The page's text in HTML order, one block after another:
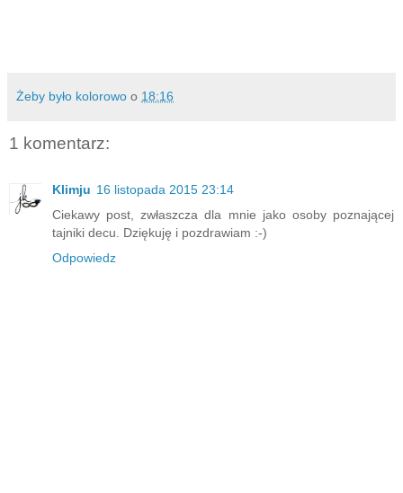
Żeby było kolorowo o 18:16
1 komentarz:
Klimju 16 listopada 2015 23:14
Ciekawy post, zwłaszcza dla mnie jako osoby poznającej
tajniki decu. Dziękuję i pozdrawiam :-)
Odpowiedz